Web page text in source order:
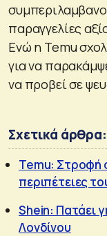
παραγγελίες
Ενώ η Temu
για να
να προβεί σε
Σχετικά άρθρα:
Temu: Στροφή
περιπέτειες
Shein: Πατάει
Λονδίνου